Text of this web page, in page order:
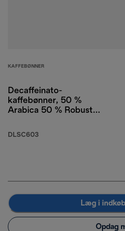
KAFFEBØNNER
Decaffeinato-
kaffebønner, 50 %
Arabica 50 % Robusta,
DLSC603
Læg i
Opdag